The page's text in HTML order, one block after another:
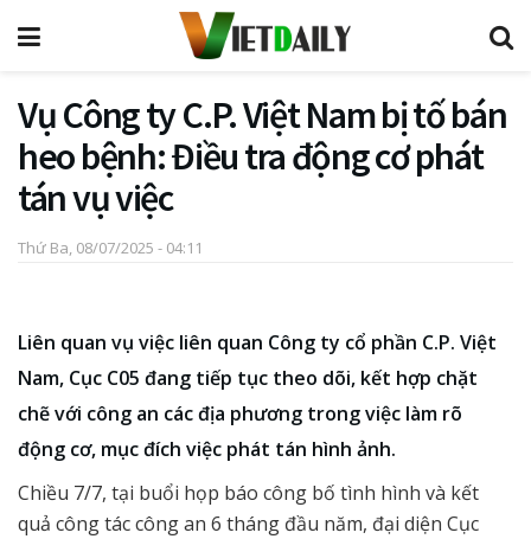
Vụ Công ty C.P. Việt Nam bị tố bán
heo bệnh: Điều tra động cơ phát
tán vụ việc
Thứ Ba, 08/07/2025 - 04:11
Liên quan vụ việc liên quan Công ty cổ phần C.P. Việt
Nam, Cục C05 đang tiếp tục theo dõi, kết hợp chặt
chẽ với công an các địa phương trong việc làm rõ
động cơ, mục đích việc phát tán hình ảnh.
Chiều 7/7, tại buổi họp báo công bố tình hình và kết
quả công tác công an 6 tháng đầu năm, đại diện Cục